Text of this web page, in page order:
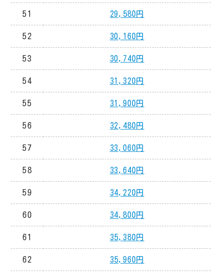
51 29,580円
52 30,160円
53 30,740円
54 31,320円
55 31,900円
56 32,480円
57 33,060円
58 33,640円
59 34,220円
60 34,800円
61 35,380円
62 35,960円